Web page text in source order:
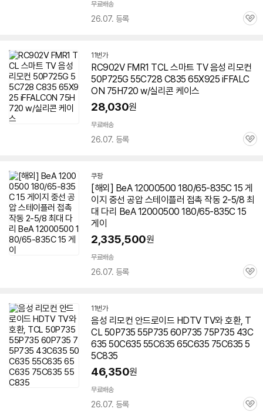
무료배송
26.07. 등록
관
11번가
RC902V FMR1 TCL 스마트 TV 음성 리모컨
50P725G 55C728 C835 65X925 iFFALC
ON 75H720 w/실리콘 케이스
28,030원
무료배송
26.07. 등록
관
쿠팡
[해외] BeA 12000500 180/65-835C 15 게
이지 중선 공압 스테이플러 접촉 작동 2-5/8 최
대 다리 BeA 12000500 180/65-835C 15
게이
2,335,500원
무료배송
26.07. 등록
관
11번가
음성 리모컨 안드로이드 HDTV TV와 호환, T
CL 50P735 55P735 60P735 75P735 43C
635 50C635 55C635 65C635 75C635 5
5C835
46,350원
무료배송
26.07. 등록
관